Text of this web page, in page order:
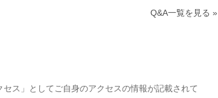
Q&A一覧を見る »
ス」としてご自身のアクセスの情報が記載されて